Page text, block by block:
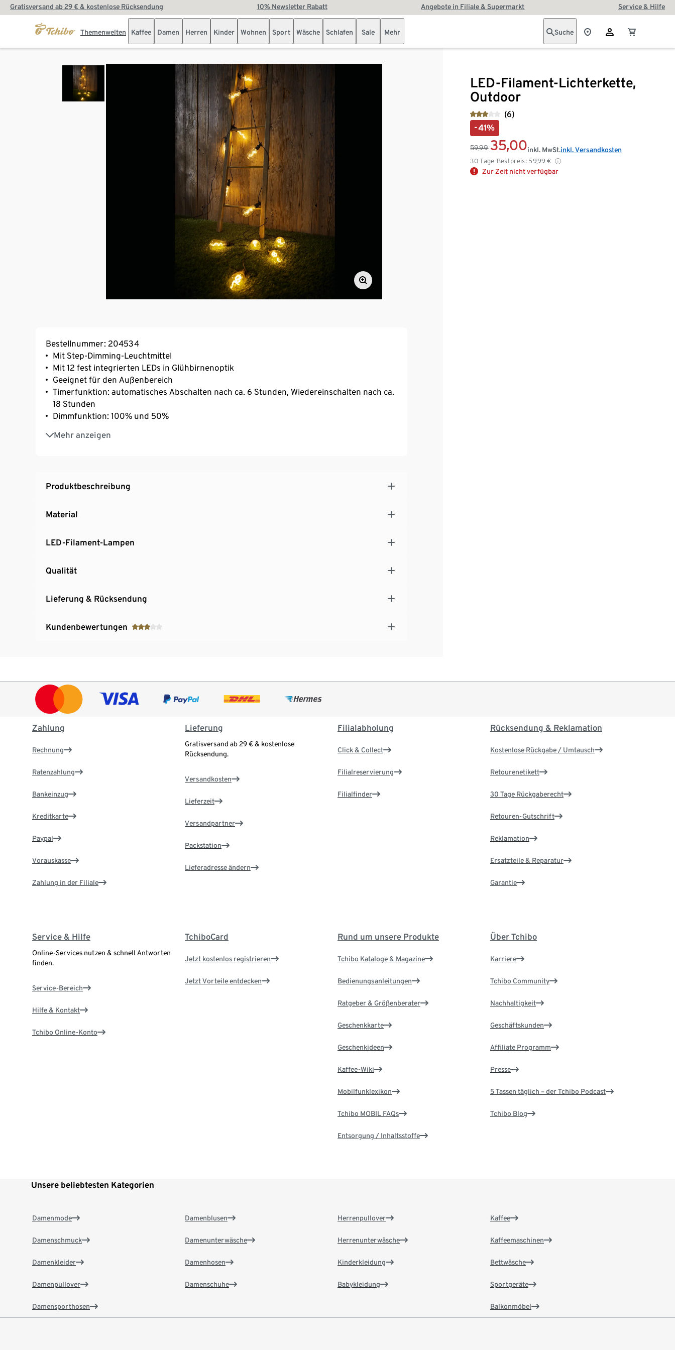
Gratisversand ab 29 € & kostenlose Rücksendung 10% Newsletter Rabatt Angebote in Filiale & Supermarkt Service & Hilfe
Themenwelten Kaffee Damen Herren Kinder Wohnen Sport Wäsche Schlafen Sale Mehr Suche
LED-Filament-Lichterkette,
Outdoor
(6)
-41%
59,99 35,00
30-Tage-Bestpreis: 59,99 €
inkl. MwSt.inkl. Versandkosten
Zur Zeit nicht verfügbar
Bestellnummer: 204534
Mit Step-Dimming-Leuchtmittel
Mit 12 fest integrierten LEDs in Glühbirnenoptik
Geeignet für den Außenbereich
Timerfunktion: automatisches Abschalten nach ca. 6 Stunden, Wiedereinschalten nach ca.
18 Stunden
Dimmfunktion: 100% und 50%
Mehr anzeigen
Gesamtlänge ca. 600 cm inkl. Aufhängeschlaufe
Produktbeschreibung
Material
LED-Filament-Lampen
Qualität
Lieferung & Rücksendung
Kundenbewertungen
Zahlung
Rechnung
Ratenzahlung
Bankeinzug
Kreditkarte
Paypal
Vorauskasse
Zahlung in der Filiale
Lieferung
Gratisversand ab 29 € & kostenlose
Rücksendung.
Versandkosten
Lieferzeit
Versandpartner
Packstation
Lieferadresse ändern
Filialabholung
Click & Collect
Filialreservierung
Filialfinder
Rücksendung & Reklamation
Kostenlose Rückgabe / Umtausch
Retourenetikett
30 Tage Rückgaberecht
Retouren-Gutschrift
Reklamation
Ersatzteile & Reparatur
Garantie
Service & Hilfe
Online-Services nutzen & schnell Antworten
finden.
Service-Bereich
Hilfe & Kontakt
Tchibo Online-Konto
TchiboCard
Jetzt kostenlos registrieren
Jetzt Vorteile entdecken
Rund um unsere Produkte
Tchibo Kataloge & Magazine
Bedienungsanleitungen
Ratgeber & Größenberater
Geschenkkarte
Geschenkideen
Kaffee-Wiki
Mobilfunklexikon
Tchibo MOBIL FAQs
Entsorgung / Inhaltsstoffe
Über Tchibo
Karriere
Tchibo Community
Nachhaltigkeit
Geschäftskunden
Affiliate Programm
Presse
5 Tassen täglich – der Tchibo Podcast
Tchibo Blog
Unsere beliebtesten Kategorien
Damenmode
Damenschmuck
Damenkleider
Damenpullover
Damensporthosen
Damenblusen
Damenunterwäsche
Damenhosen
Damenschuhe
Herrenpullover
Herrenunterwäsche
Kinderkleidung
Babykleidung
Kaffee
Kaffeemaschinen
Bettwäsche
Sportgeräte
Balkonmöbel